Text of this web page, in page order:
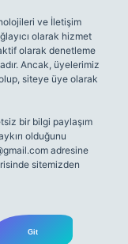
ve İletişim
olarak hizmet
olarak denetleme
Ancak, üyelerimiz
siteye üye olarak
bir bilgi paylaşım
olduğunu
adresine
sitemizden